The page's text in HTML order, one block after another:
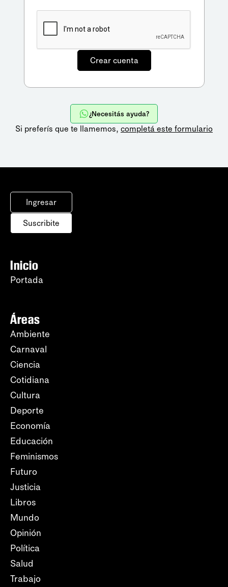
¿Necesitás ayuda?
Si preferís que te llamemos, completá este formulario
Ingresar
Suscribite
Inicio
Portada
Áreas
Ambiente
Carnaval
Ciencia
Cotidiana
Cultura
Deporte
Economía
Educación
Feminismos
Futuro
Justicia
Libros
Mundo
Opinión
Política
Salud
Trabajo